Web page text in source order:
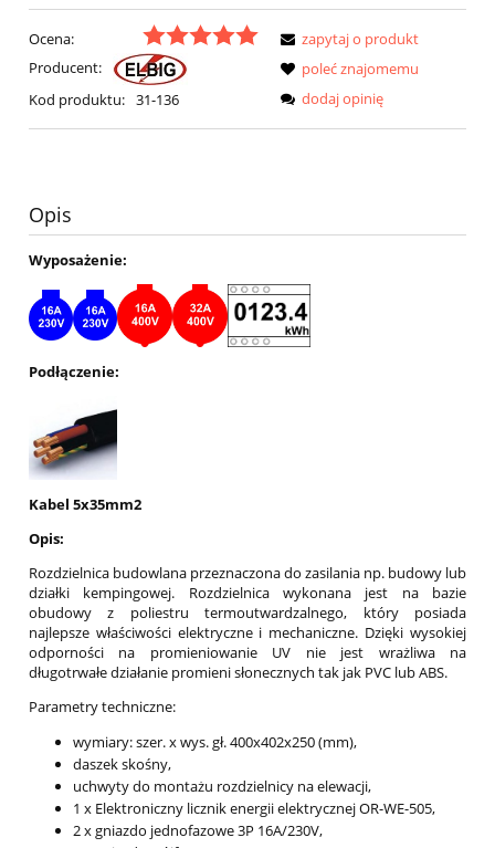
Ocena:
Producent:
Kod produktu: 31-136
zapytaj o produkt
poleć znajomemu
dodaj opinię
Opis
Wyposażenie:
Podłączenie:
Kabel 5x35mm2
Opis:
Rozdzielnica budowlana przeznaczona do zasilania np. budowy lub
działki kempingowej. Rozdzielnica wykonana jest na bazie
obudowy z poliestru termoutwardzalnego, który posiada
najlepsze właściwości elektryczne i mechaniczne. Dzięki wysokiej
odporności na promieniowanie UV nie jest wrażliwa na
długotrwałe działanie promieni słonecznych tak jak PVC lub ABS.
Parametry techniczne:
wymiary: szer. x wys. gł. 400x402x250 (mm),
daszek skośny,
uchwyty do montażu rozdzielnicy na elewacji,
1 x Elektroniczny licznik energii elektrycznej OR-WE-505,
2 x gniazdo jednofazowe 3P 16A/230V,